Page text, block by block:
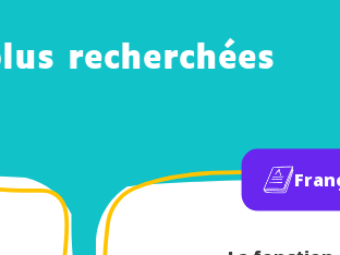
recherchées